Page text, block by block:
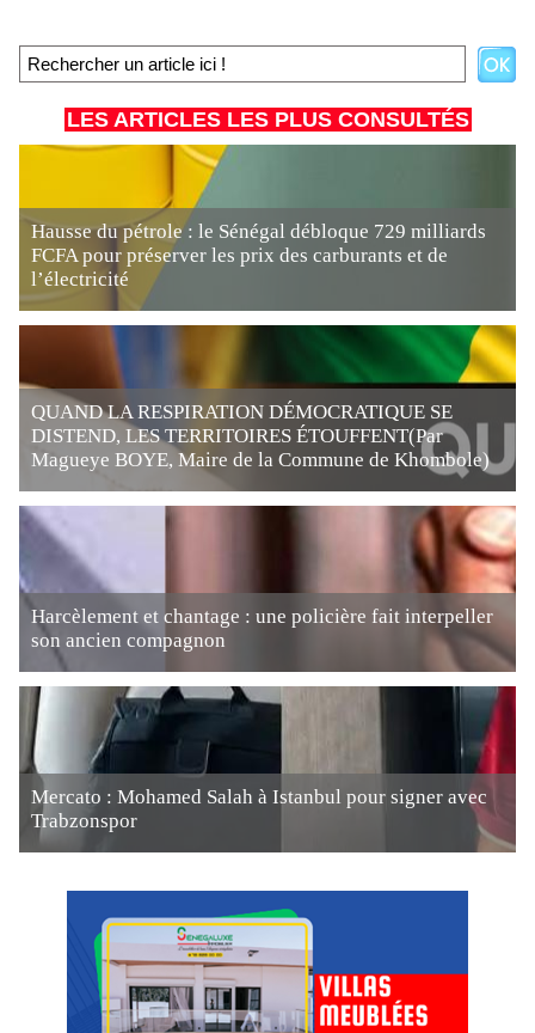
LES ARTICLES LES PLUS CONSULTÉS
Hausse du pétrole : le Sénégal débloque 729 milliards
FCFA pour préserver les prix des carburants et de
l’électricité
QUAND LA RESPIRATION DÉMOCRATIQUE SE
DISTEND, LES TERRITOIRES ÉTOUFFENT(Par
Magueye BOYE, Maire de la Commune de Khombole)
Harcèlement et chantage : une policière fait interpeller
son ancien compagnon
Mercato : Mohamed Salah à Istanbul pour signer avec
Trabzonspor